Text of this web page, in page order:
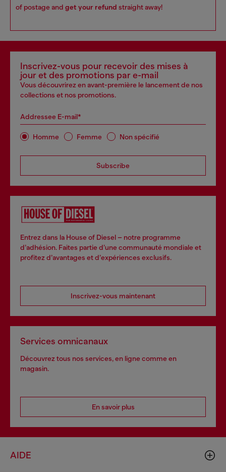
of postage and get your refund straight away!
Inscrivez-vous pour recevoir des mises à
jour et des promotions par e-mail
Vous découvrirez en avant-première le lancement de nos
collections et nos promotions.
Addressee E-mail*
Homme Femme Non spécifié
Subscribe
Entrez dans la House of Diesel – notre programme
d’adhésion. Faites partie d’une communauté mondiale et
profitez d’avantages et d’expériences exclusifs.
Inscrivez-vous maintenant
Services omnicanaux
Découvrez tous nos services, en ligne comme en
magasin.
En savoir plus
AIDE